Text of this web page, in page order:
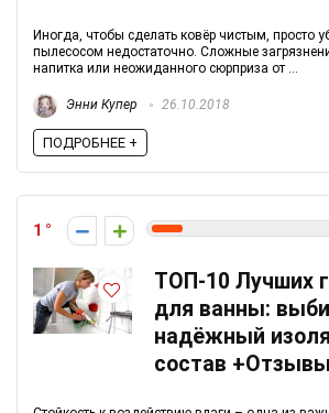
Иногда, чтобы сделать ковёр чистым, просто
пылесосом недостаточно. Сложные
напитка или неожиданного сюрприза от ...
Энни Купер 26.10.2018
ПОДРОБНЕЕ +
1
ТОП-10 Лучших
для ванны:
надёжный
состав +Отзывы